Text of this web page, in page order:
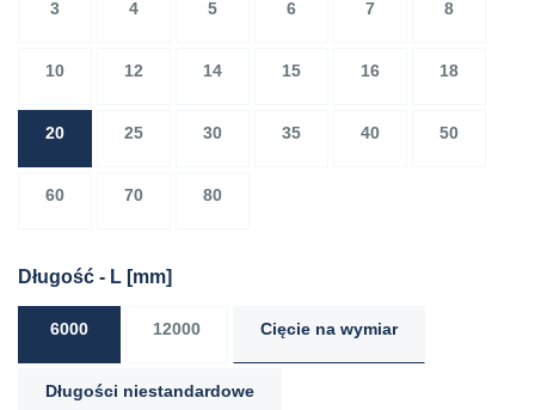
3 4 5 6 7 8
10 12 14 15 16 18
20 25 30 35 40 50
60 70 80
Długość - L [mm]
6000 12000 Cięcie na wymiar
Długości niestandardowe